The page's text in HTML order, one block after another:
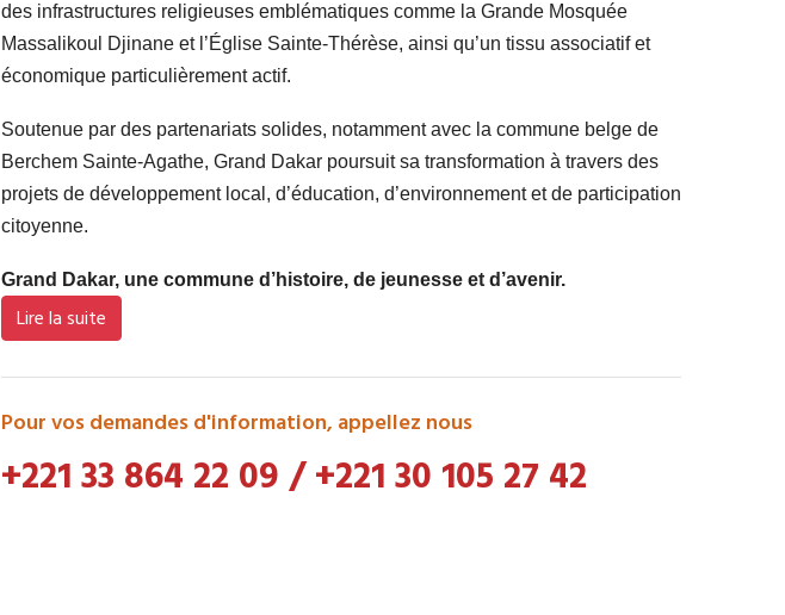
des infrastructures religieuses emblématiques comme la Grande Mosquée
Massalikoul Djinane et l’Église Sainte-Thérèse, ainsi qu’un tissu associatif et
économique particulièrement actif.
Soutenue par des partenariats solides, notamment avec la commune belge de
Berchem Sainte-Agathe, Grand Dakar poursuit sa transformation à travers des
projets de développement local, d’éducation, d’environnement et de participation
citoyenne.
Grand Dakar, une commune d’histoire, de jeunesse et d’avenir.
Lire la suite
Pour vos demandes d'information, appellez nous
+221 33 864 22 09/+221 30 105 27 42